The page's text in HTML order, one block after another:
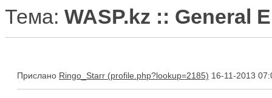
Тема: WASP.kz :: General
Прислано Ringo_Starr 16-11-2013